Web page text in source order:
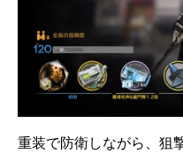
重装で防衛しながら、狙